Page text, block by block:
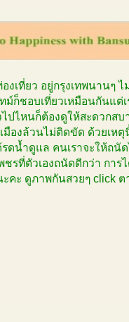
งเที่ยว อยู่กรุงเทพนานๆ
ม์ก็ชอบเที่ยวเหมือนกันแต่
ปไหนก็ต้องดูให้สะดวกส
มืองล้วนไม่ติดขัด ด้วยเห
รดน้ำดูแล คนเราจะให้ถนั
ชรที่ตัวเองถนัดดีกว่า การ
คะ ดูภาพกันสวยๆ click ต